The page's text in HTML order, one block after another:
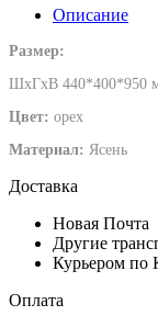
Описание
Размер:
ШхГхВ 440*400*950
Цвет: орех
Материал: Ясень
Доставка
Новая Почта
Другие
Курьером по
Оплата